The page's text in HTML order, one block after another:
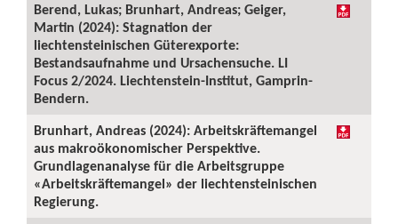
Berend, Lukas; Brunhart, Andreas; Geiger,
Martin (2024): Stagnation der
liechtensteinischen Güterexporte:
Bestandsaufnahme und Ursachensuche. LI
Focus 2/2024. Liechtenstein-Institut, Gamprin-
Bendern.
Brunhart, Andreas (2024): Arbeitskräftemangel
aus makroökonomischer Perspektive.
Grundlagenanalyse für die Arbeitsgruppe
«Arbeitskräftemangel» der liechtensteinischen
Regierung.